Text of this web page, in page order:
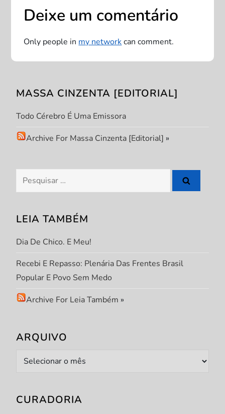
ã
o
e
P
o
s
t
Deixe um comentário
Only people in my networkcan comment.
MASSA CINZENTA [EDITORIAL]
Todo Cérebro É Uma Emissora
Archive For Massa Cinzenta [Editorial] »
Pesquisar
por:
LEIA TAMBÉM
Dia De Chico. E Meu!
Recebi E Repasso: Plenária Das Frentes Brasil
Popular E Povo Sem Medo
Archive For Leia Também »
ARQUIVO
Arquivo
CURADORIA